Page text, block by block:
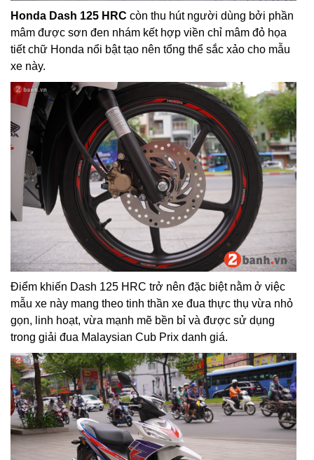
Honda Dash 125 HRC còn thu hút người dùng bởi phần
mâm được sơn đen nhám kết hợp viền chỉ mâm đỏ họa
tiết chữ Honda nổi bật tạo nên tổng thể sắc xảo cho mẫu
xe này.
Điểm khiến Dash 125 HRC trở nên đặc biệt nằm ở việc
mẫu xe này mang theo tinh thần xe đua thực thụ vừa nhỏ
gọn, linh hoạt, vừa mạnh mẽ bền bỉ và được sử dụng
trong giải đua Malaysian Cub Prix danh giá.